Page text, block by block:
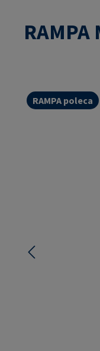
RAMPA
RAMPA poleca